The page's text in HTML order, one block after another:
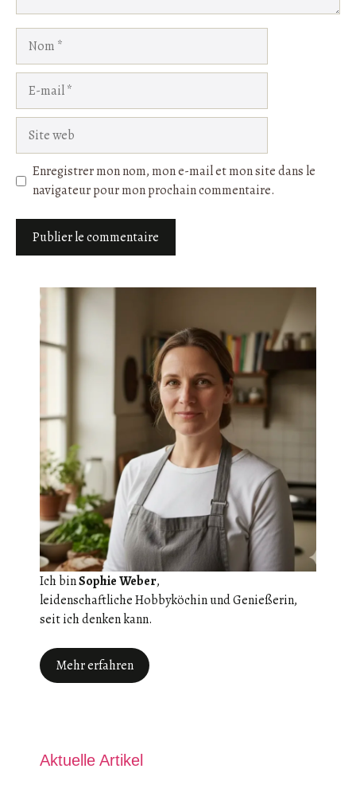
mail
web
Enregistrer mon nom, mon e-mail et mon site dans le
navigateur pour mon prochain commentaire.
Ich binSophie Weber,
leidenschaftliche Hobbyköchin und Genießerin,
seit ich denken kann.
Mehr erfahren
Aktuelle Artikel